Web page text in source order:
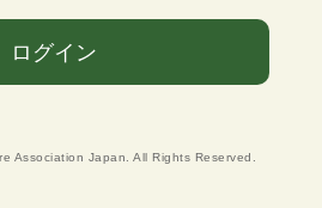
ログイン
Association Japan. All Rights Reserved.